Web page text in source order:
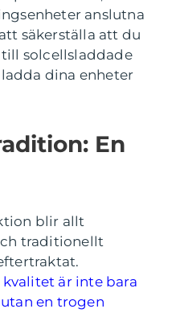
anslutna
säkerställa att du
solcellsladdade
dina enheter
En
blir allt
traditionellt
är inte bara
en trogen